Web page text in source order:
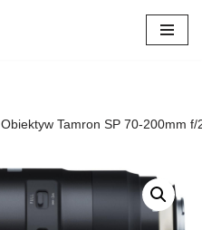
Obiektyw Tamron SP 70-200mm